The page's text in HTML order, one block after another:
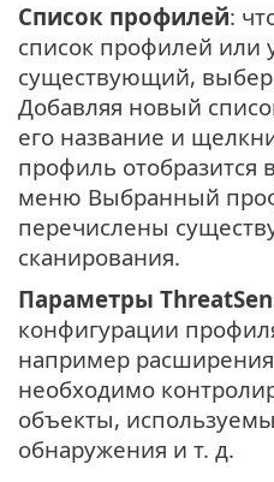
Список профилей:
список профилей или
существующий,
Добавляя новый
его название и
профиль
меню Выбранный
перечислены
сканирования.
Параметры
конфигурации
например
необходимо
объекты,
обнаружения и т. д.